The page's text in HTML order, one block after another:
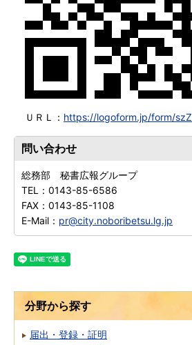
ＵＲＬ： https://logoform.jp/form/
問い合わせ
総務部 秘書広報グループ
TEL： 0143-85-6586
FAX： 0143-85-1108
E-Mail： pr@city.noboribetsu.lg.jp
分野から探す
届出・登録・証明